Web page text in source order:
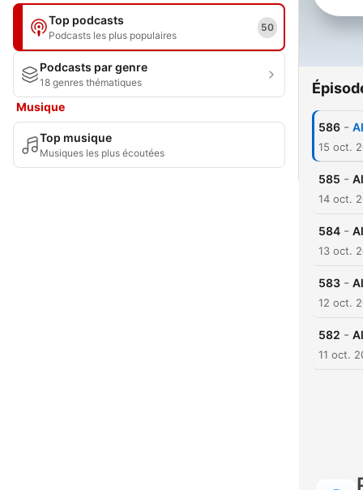
Top podcasts
Podcasts les plus populaires
50
Podcasts par genre
18 genres thématiques
Musique
Top musique
Musiques les plus écoutées
586 -
15 oct.
585 -
14 oct.
584 -
13 oct.
583 -
12 oct.
582 -
11 oct.